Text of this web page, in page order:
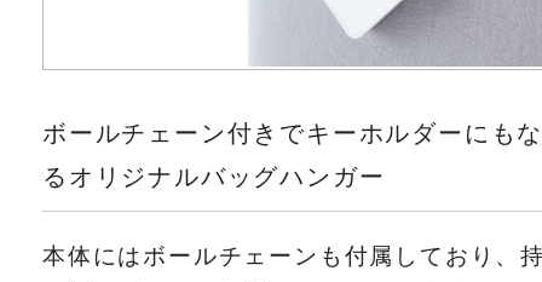
ボールチェーン付きでキーホルダーにも
るオリジナルバッグハンガー
本体にはボールチェーンも付属しており、